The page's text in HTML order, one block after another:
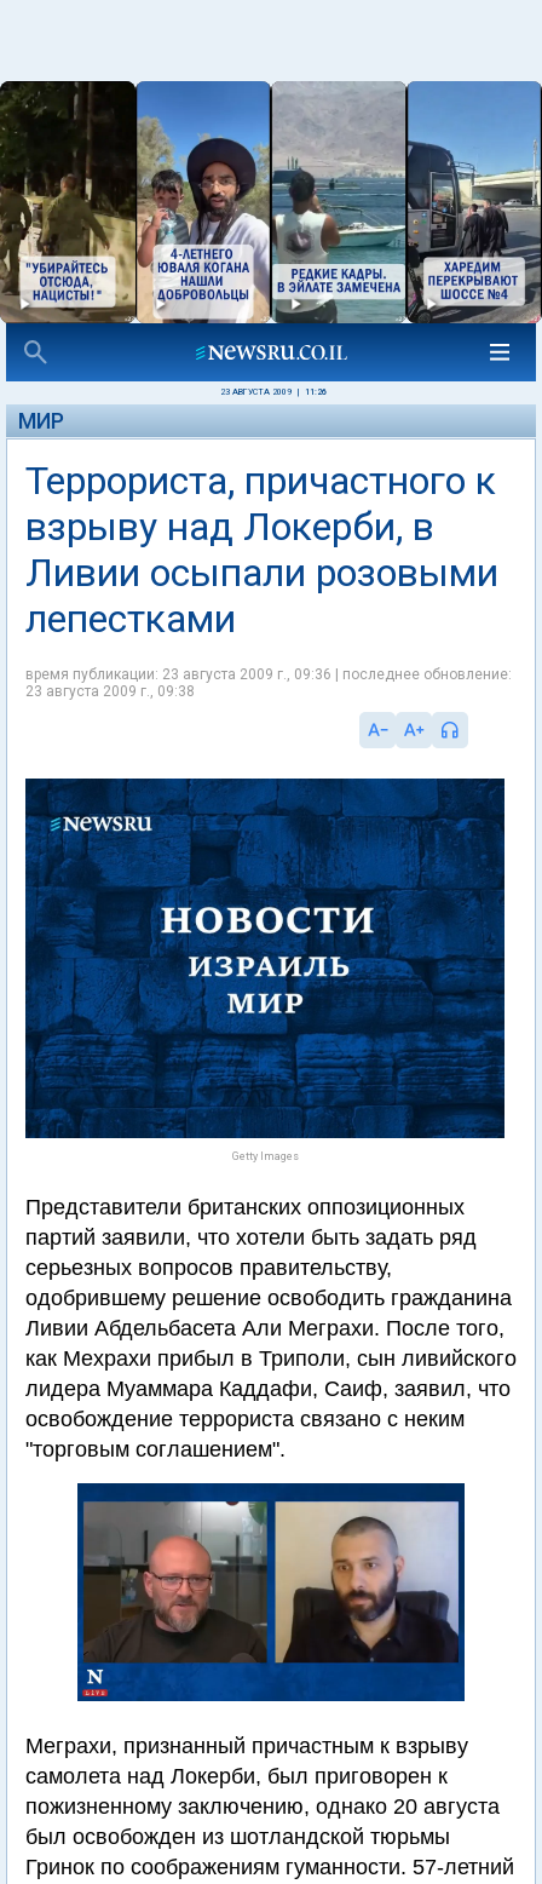
23 АВГУСТА 2009 11:26
МИР
Террориста, причастного к
взрыву над Локерби, в
Ливии осыпали розовыми
лепестками
время публикации: 23 августа 2009 г., 09:36 | последнее обновление:
23 августа 2009 г., 09:38
Getty Images
Представители британских оппозиционных
партий заявили, что хотели быть задать ряд
серьезных вопросов правительству,
одобрившему решение освободить гражданина
Ливии Абдельбасета Али Меграхи. После того,
как Мехрахи прибыл в Триполи, сын ливийского
лидера Муаммара Каддафи, Саиф, заявил, что
освобождение террориста связано с неким
"торговым соглашением".
Меграхи, признанный причастным к взрыву
самолета над Локерби, был приговорен к
пожизненному заключению, однако 20 августа
был освобожден из шотландской тюрьмы
Гринок по соображениям гуманности. 57-летний